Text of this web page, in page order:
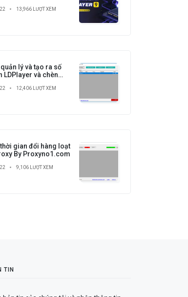
13,966 LƯỢT XEM
lý và tạo ra số
LDPlayer và chèn
12,406 LƯỢT XEM
gian đổi hàng loạt
By Proxyno1.com
9,106 LƯỢT XEM
TIN